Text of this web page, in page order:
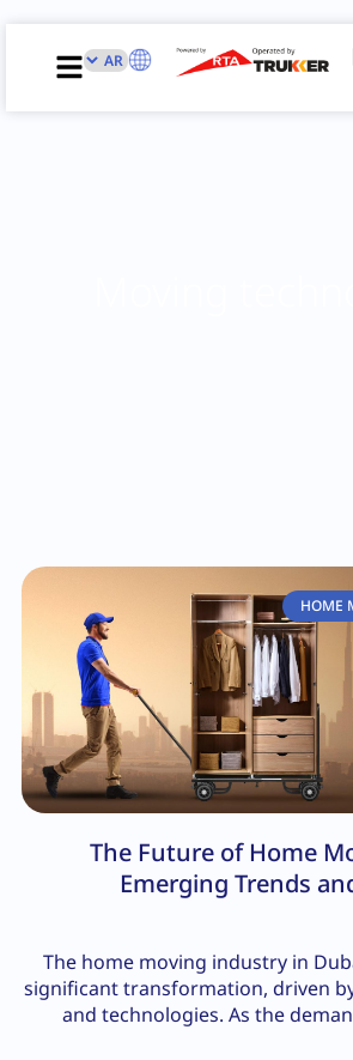
The Future of Home
Emerging Trends
The home moving industry in
significant transformation, driven
and technologies. As the